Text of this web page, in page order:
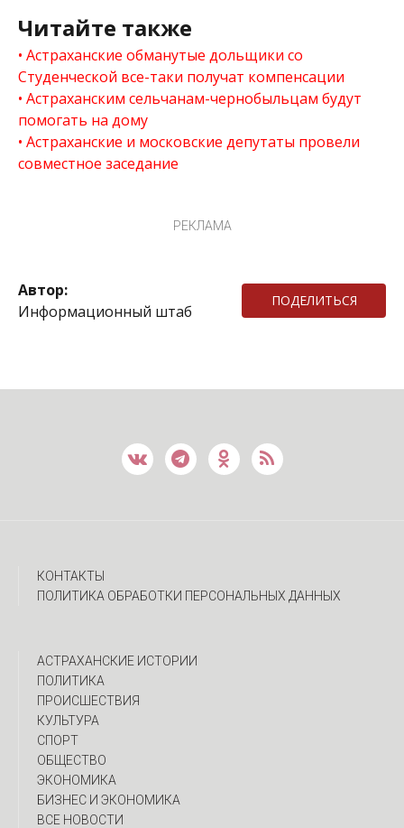
Читайте также
Астраханские обманутые дольщики со
Студенческой все-таки получат компенсации
Астраханским сельчанам-чернобыльцам будут
помогать на дому
Астраханские и московские депутаты провели
совместное заседание
РЕКЛАМА
Автор:
Информационный штаб
ПОДЕЛИТЬСЯ
КОНТАКТЫ
ПОЛИТИКА ОБРАБОТКИ ПЕРСОНАЛЬНЫХ ДАННЫХ
АСТРАХАНСКИЕ ИСТОРИИ
ПОЛИТИКА
ПРОИСШЕСТВИЯ
КУЛЬТУРА
СПОРТ
ОБЩЕСТВО
ЭКОНОМИКА
БИЗНЕС И ЭКОНОМИКА
ВСЕ НОВОСТИ